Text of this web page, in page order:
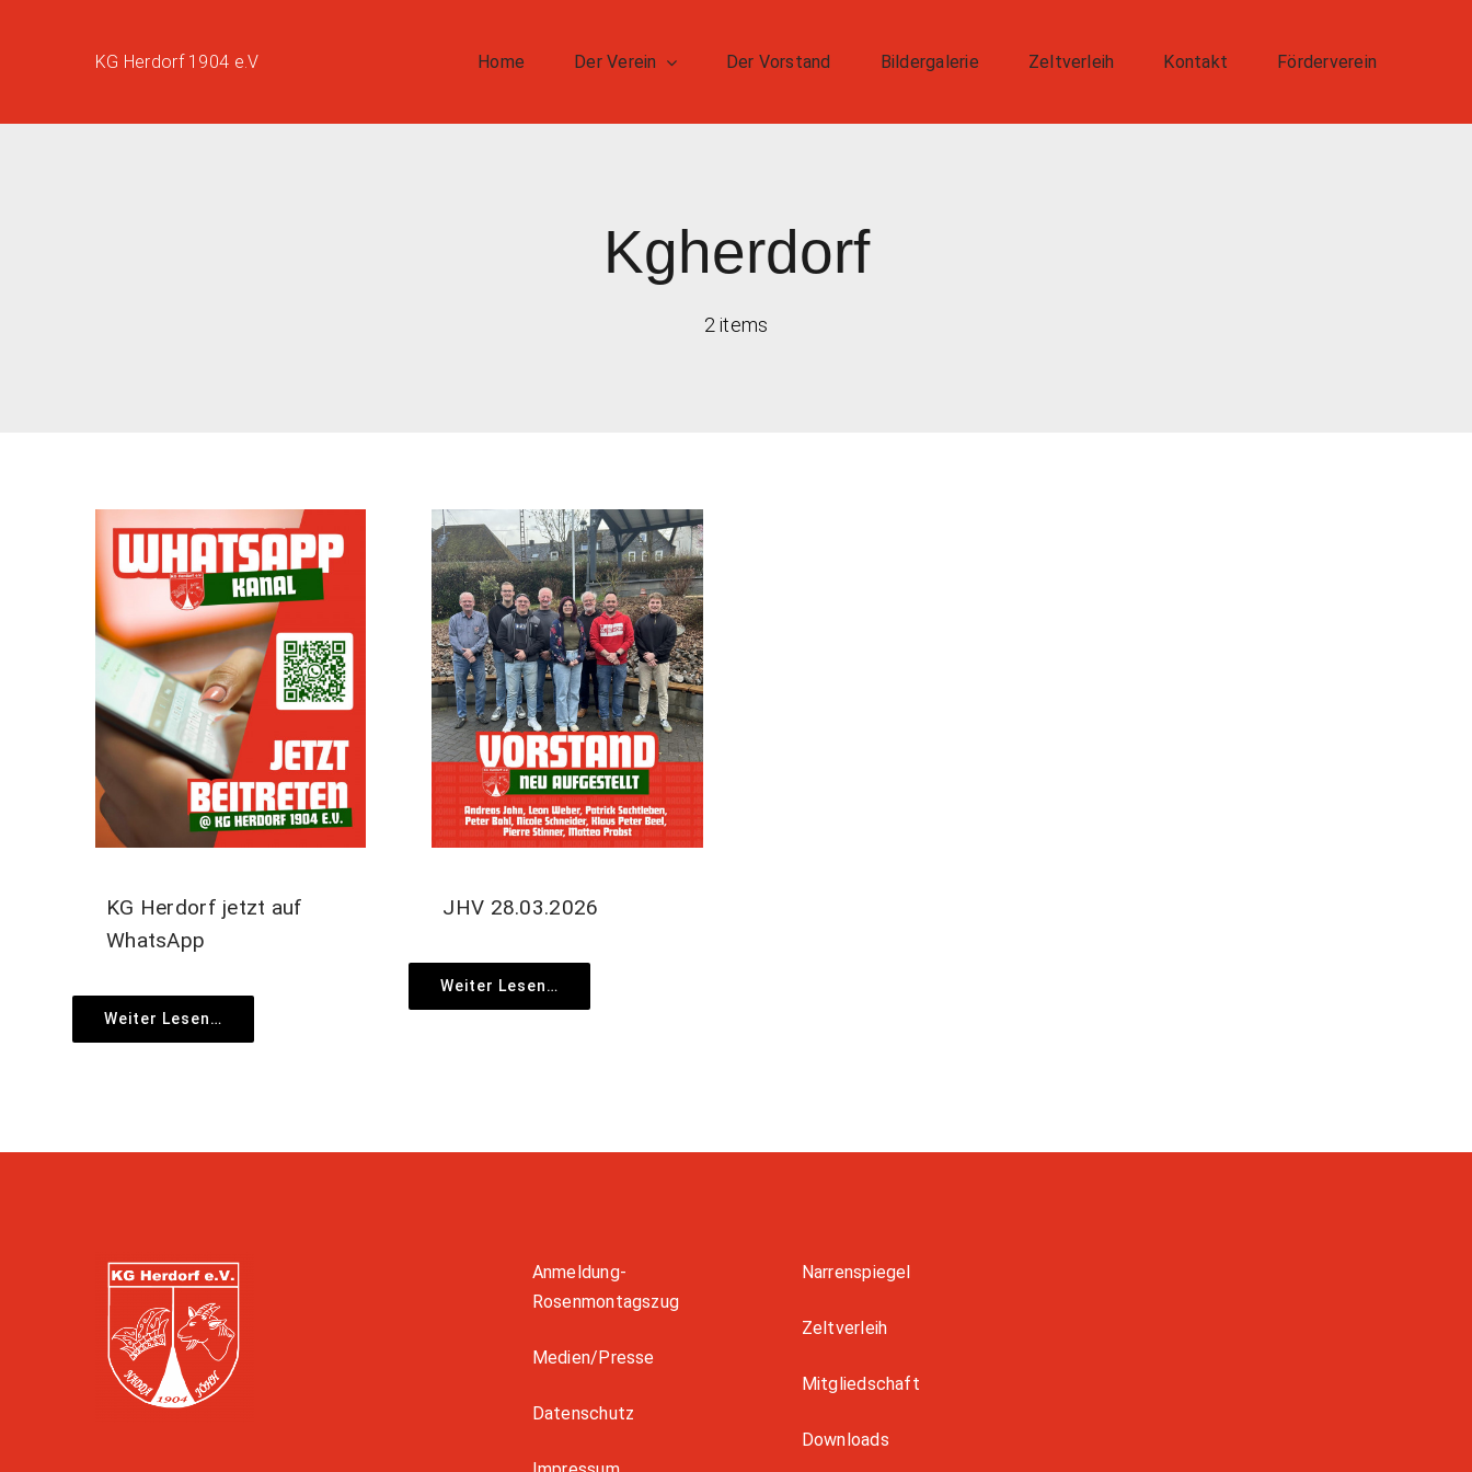
KG Herdorf 1904 e.V Home Der Verein Der Vorstand Bildergalerie Zeltverleih Kontakt Förderverein
Kgherdorf
2 items
KG Herdorf jetzt auf
WhatsApp
Weiter Lesen…
JHV 28.03.2026
Weiter Lesen…
Anmeldung-
Rosenmontagszug
Medien/Presse
Datenschutz
Narrenspiegel
Zeltverleih
Mitgliedschaft
Downloads